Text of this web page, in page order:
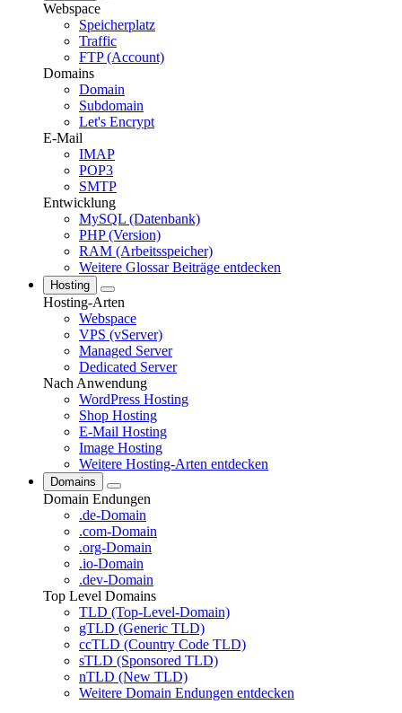
Webspace
Speicherplatz
Traffic
FTP (Account)
Domains
Domain
Subdomain
Let's Encrypt
E-Mail
IMAP
POP3
SMTP
Entwicklung
MySQL (Datenbank)
PHP (Version)
RAM (Arbeitsspeicher)
Weitere Glossar Beiträge entdecken
Hosting
Hosting-Arten
Webspace
VPS (vServer)
Managed Server
Dedicated Server
Nach Anwendung
WordPress Hosting
Shop Hosting
E-Mail Hosting
Image Hosting
Weitere Hosting-Arten entdecken
Domains
Domain Endungen
.de-Domain
.com-Domain
.org-Domain
.io-Domain
.dev-Domain
Top Level Domains
TLD (Top-Level-Domain)
gTLD (Generic TLD)
ccTLD (Country Code TLD)
sTLD (Sponsored TLD)
nTLD (New TLD)
Weitere Domain Endungen entdecken